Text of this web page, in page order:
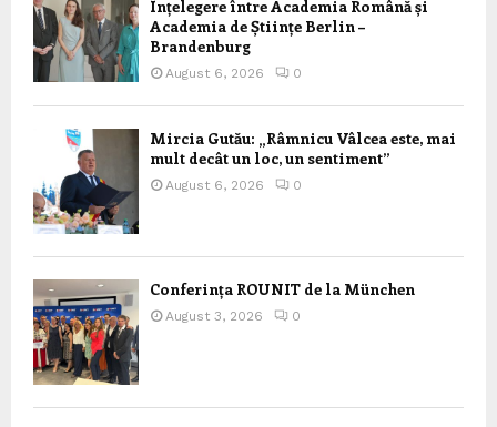
Înțelegere între Academia Română și
Academia de Științe Berlin –
Brandenburg
August 6, 2026 0
Mircia Gutău: „Râmnicu Vâlcea este, mai
mult decât un loc, un sentiment”
August 6, 2026 0
Conferința ROUNIT de la München
August 3, 2026 0